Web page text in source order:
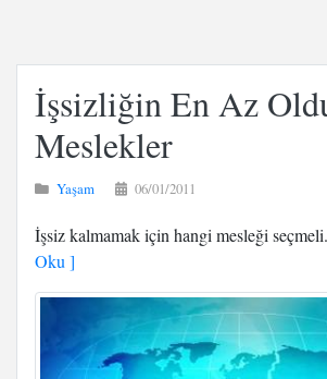
İşsizliğin En Az
Meslekler
Yaşam 06/01/2011
İşsiz kalmamak için hangi mesleği
Oku ]